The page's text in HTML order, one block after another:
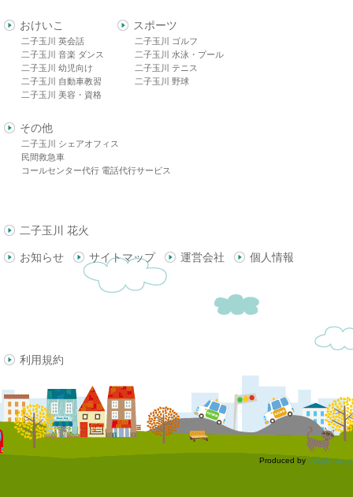
おけいこ
二子玉川 英会話
二子玉川 音楽 ダンス
二子玉川 幼児向け
二子玉川 自動車教習
二子玉川 美容・資格
スポーツ
二子玉川 ゴルフ
二子玉川 水泳・プール
二子玉川 テニス
二子玉川 野球
その他
二子玉川 シェアオフィス
民間救急車
コールセンター代行 電話代行サービス
二子玉川 花火
お知らせ サイトマップ 運営会社 個人情報
利用規約
Produced by delight.ne.jp